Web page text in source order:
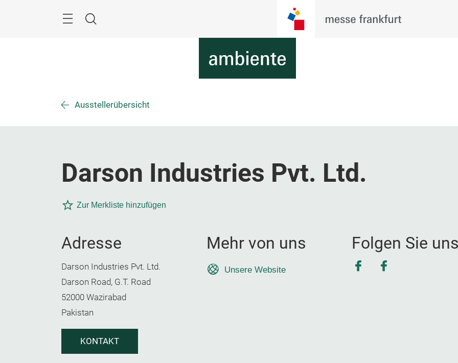
Suche
Ausstellerübersicht
Darson Industries Pvt. Ltd.
Zur Merkliste hinzufügen
Adresse
Darson Industries Pvt. Ltd.
Darson Road, G.T. Road
52000 Wazirabad
Pakistan
KONTAKT
Mehr von uns
Unsere Website
Folgen Sie uns
FacebookFacebook